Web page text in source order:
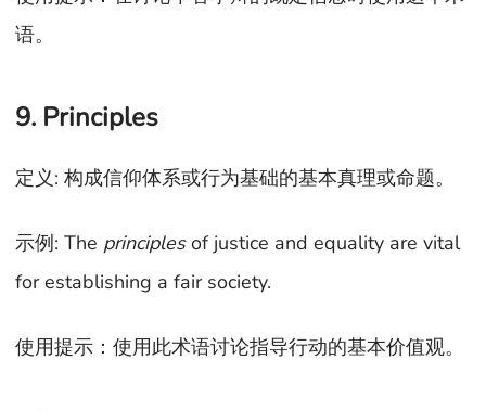
语。
9. Principles
定义: 构成信仰体系或行为基础的基本真理或命题。
示例: The principlesof justice and equality are vital
for establishing a fair society.
使用提示：使用此术语讨论指导行动的基本价值观。